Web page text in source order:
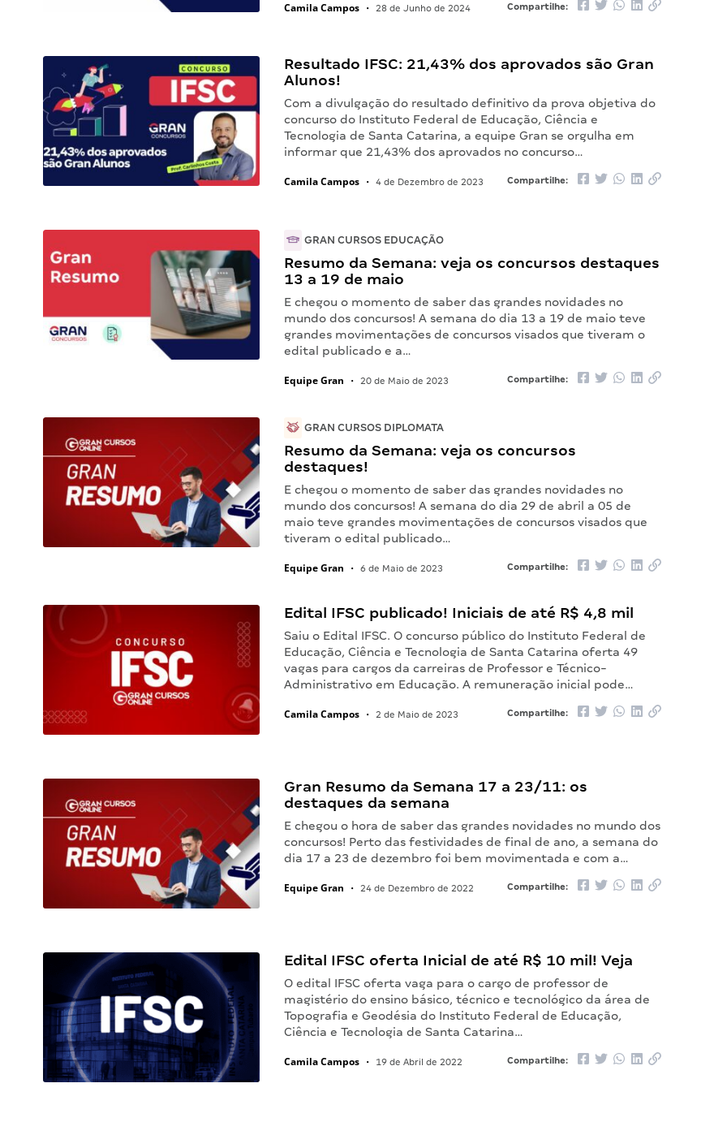
Camila Campos • 28 de Junho de 2024 Compartilhe:
Resultado IFSC: 21,43% dos aprovados são Gran
Alunos!
Com a divulgação do resultado definitivo da prova objetiva do
concurso do Instituto Federal de Educação, Ciência e
Tecnologia de Santa Catarina, a equipe Gran se orgulha em
informar que 21,43% dos aprovados no concurso…
Camila Campos • 4 de Dezembro de 2023 Compartilhe:
GRAN CURSOS EDUCAÇÃO
Resumo da Semana: veja os concursos destaques
13 a 19 de maio
E chegou o momento de saber das grandes novidades no
mundo dos concursos! A semana do dia 13 a 19 de maio teve
grandes movimentações de concursos visados que tiveram o
edital publicado e a…
Equipe Gran • 20 de Maio de 2023 Compartilhe:
GRAN CURSOS DIPLOMATA
Resumo da Semana: veja os concursos
destaques!
E chegou o momento de saber das grandes novidades no
mundo dos concursos! A semana do dia 29 de abril a 05 de
maio teve grandes movimentações de concursos visados que
tiveram o edital publicado…
Equipe Gran • 6 de Maio de 2023 Compartilhe:
Edital IFSC publicado! Iniciais de até R$ 4,8 mil
Saiu o Edital IFSC. O concurso público do Instituto Federal de
Educação, Ciência e Tecnologia de Santa Catarina oferta 49
vagas para cargos da carreiras de Professor e Técnico-
Administrativo em Educação. A remuneração inicial pode…
Camila Campos • 2 de Maio de 2023 Compartilhe:
Gran Resumo da Semana 17 a 23/11: os
destaques da semana
E chegou o hora de saber das grandes novidades no mundo dos
concursos! Perto das festividades de final de ano, a semana do
dia 17 a 23 de dezembro foi bem movimentada e com a…
Equipe Gran • 24 de Dezembro de 2022 Compartilhe:
Edital IFSC oferta Inicial de até R$ 10 mil! Veja
O edital IFSC oferta vaga para o cargo de professor de
magistério do ensino básico, técnico e tecnológico da área de
Topografia e Geodésia do Instituto Federal de Educação,
Ciência e Tecnologia de Santa Catarina…
Camila Campos • 19 de Abril de 2022 Compartilhe: